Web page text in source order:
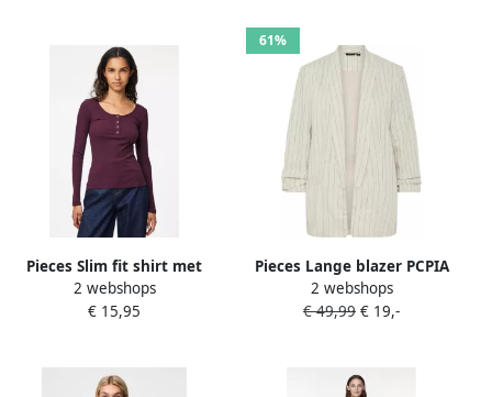
Pieces Slim fit shirt met
lange mouwen van
katoenmix model 'KITTE'
2 webshops
€ 15,95
61%
Pieces Lange blazer PCPIA
BOSELLA BLAZER WVN
NOOS
2 webshops
€ 49,99 € 19,-